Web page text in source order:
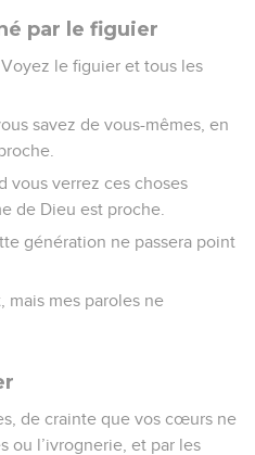
par le figuier
le figuier et tous les
savez de vous-mêmes, en
vous verrez ces choses
de Dieu est proche.
génération ne passera point
mais mes paroles ne
de crainte que vos cœurs ne
ou l’ivrognerie, et par les